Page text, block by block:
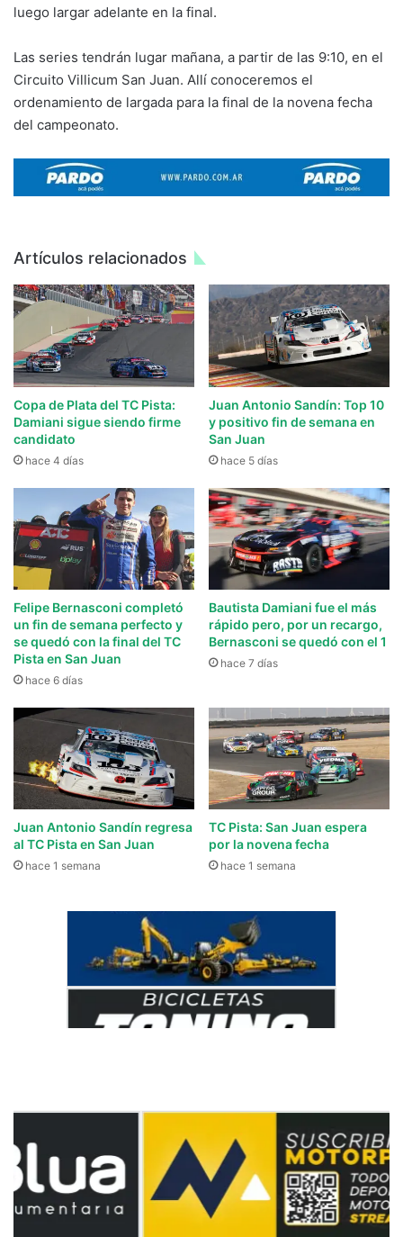
luego largar adelante en la final.
Las series tendrán lugar mañana, a partir de las 9:10, en el
Circuito Villicum San Juan. Allí conoceremos el
ordenamiento de largada para la final de la novena fecha
del campeonato.
Artículos relacionados
Copa de Plata del TC Pista:
Damiani sigue siendo firme
candidato
hace 4 días
Juan Antonio Sandín: Top 10
y positivo fin de semana en
San Juan
hace 5 días
Felipe Bernasconi completó
un fin de semana perfecto y
se quedó con la final del TC
Pista en San Juan
hace 6 días
Bautista Damiani fue el más
rápido pero, por un recargo,
Bernasconi se quedó con el 1
hace 7 días
Juan Antonio Sandín regresa
al TC Pista en San Juan
hace 1 semana
TC Pista: San Juan espera
por la novena fecha
hace 1 semana